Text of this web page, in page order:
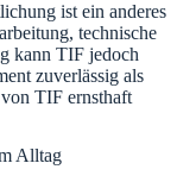
ist ein anderes
technische
kann TIF jedoch
zuverlässig als
TIF ernsthaft
Alltag